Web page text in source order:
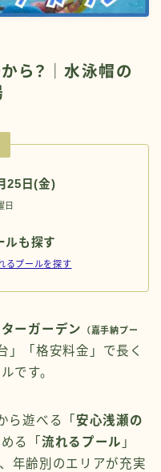
ら？｜水泳帽の
25日(金)
日
ルも探す
るプールを探す
ーガーデン （嘉手納プー
」「格安料金」で長く
です。
ら遊べる「安心浅瀬の
る「 流れるプール 」
年齢別のエリアが充実